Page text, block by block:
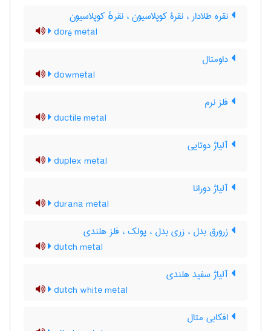
نقره طلادار ، نقرۀ کوپلاسیون ، نقرهٔ کوپلاسیون
doré metal
داومتال
dowmetal
فلز نرم
ductile metal
آلیاژ دوتایی
duplex metal
آلیاژ دورانا
durana metal
زرورق بدل ، زری بدل ، پولک ، فلز هلندی
dutch metal
آلیاژ سفید هلندی
dutch white metal
افکابی متال